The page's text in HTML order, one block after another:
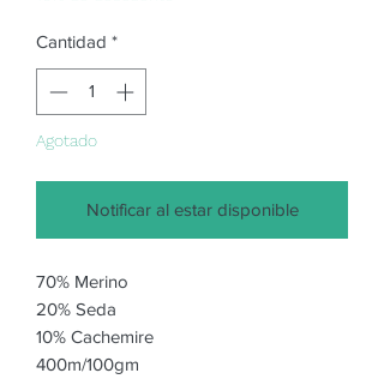
Cantidad *
Agotado
Notificar al estar disponible
70% Merino
20% Seda
10% Cachemire
400m/100gm